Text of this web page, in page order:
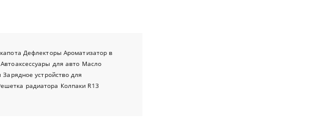
Дефлекторы Ароматизатор в
Автоаксессуары для авто Масло
Зарядное устройство для
радиатора Колпаки R13